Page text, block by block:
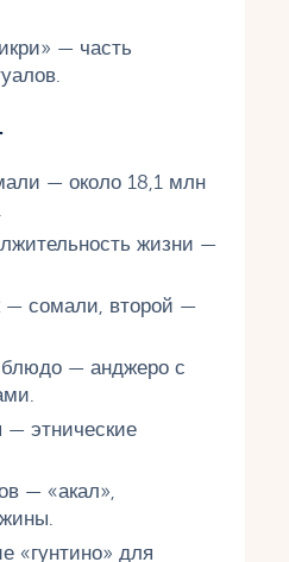
— часть
— около 18,1 млн
жизни —
— сомали, второй —
— анджеро с
— этнические
— «акал»,
«гунтино» для